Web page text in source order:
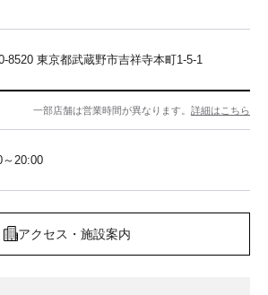
8520 東京都武蔵野市吉祥寺本町1-5-1
一部店舗は営業時間が異なります。 詳細はこちら
～20:00
アクセス・施設案内